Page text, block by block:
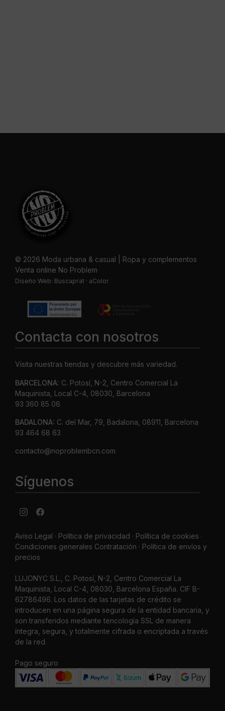
© 2026 Moda urbana & casual | Ropa y complementos
Venta online No Problem
Diseño Web: Buscaprat · aColor
Contacta con nosotros
Visita nuestras tiendas y descubre más variedad.
BARCELONA: C. Potosí, N-2, Centro Comercial La
Maquinista, Local C-4, 08030, Barcelona
93 360 85 06
BADALONA: C. del Mar, 79, Badalona, 08911, Barcelona
93 464 68 63
contacto@noproblembcn.com
Síguenos
Aviso Legal · Política de privacidad · Política de cookies ·
Condiciones generales Contratación · Política de envíos y
precios
LUJONYC S.L., C. Potosí, N-2, Centro Comercial La
Maquinista, Local C-4, 08030, Barcelona España. CIF B-
62786496. Los datos de las tarjetas de crédito se
introducen en una página segura de la entidad bancaria, y
son transferidos mediante tencología SSL de manera
íntegra, segura, y totalmente cifrada o encriptada a través
de la red.
Pago seguro